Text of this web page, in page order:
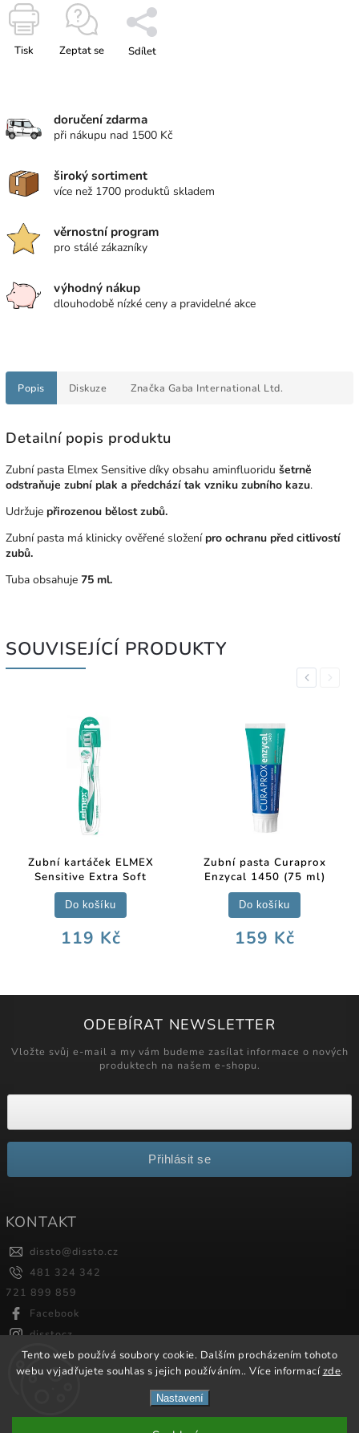
Tento web používá soubory cookie. Dalším procházením tohoto
webu vyjadřujete souhlas s jejich používáním.. Více informacízde.
Nastavení
Tisk Zeptat se Sdílet
doručení zdarma
při nákupu nad 1500 Kč
široký sortiment
více než 1700 produktů skladem
věrnostní program
pro stálé zákazníky
výhodný nákup
dlouhodobě nízké ceny a pravidelné akce
Popis Diskuze Značka Gaba International Ltd.
Detailní popis produktu
Zubní pasta Elmex Sensitive díky obsahu aminfluoridu šetrně
odstraňuje zubní plak a předchází tak vzniku zubního kazu.
Udržuje přirozenou bělost zubů.
Zubní pasta má klinicky ověřené složení pro ochranu před citlivostí
zubů.
Tuba obsahuje 75 ml.
SOUVISEJÍCÍ PRODUKTY
Previous
Zubní kartáček ELMEX
Sensitive Extra Soft
119 Kč
Do košíku
Zubní pasta Curaprox
Enzycal 1450 (75 ml)
159 Kč
Do košíku
Next
ODEBÍRAT NEWSLETTER
Vložte svůj e-mail a my vám budeme zasílat informace o nových
produktech na našem e-shopu.
Přihlásit se
KONTAKT
dissto@dissto.cz
481 324 342
721 899 859
Facebook
disstocz
Shoptet| Design